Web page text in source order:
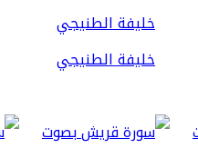
خليفة الطنيجي